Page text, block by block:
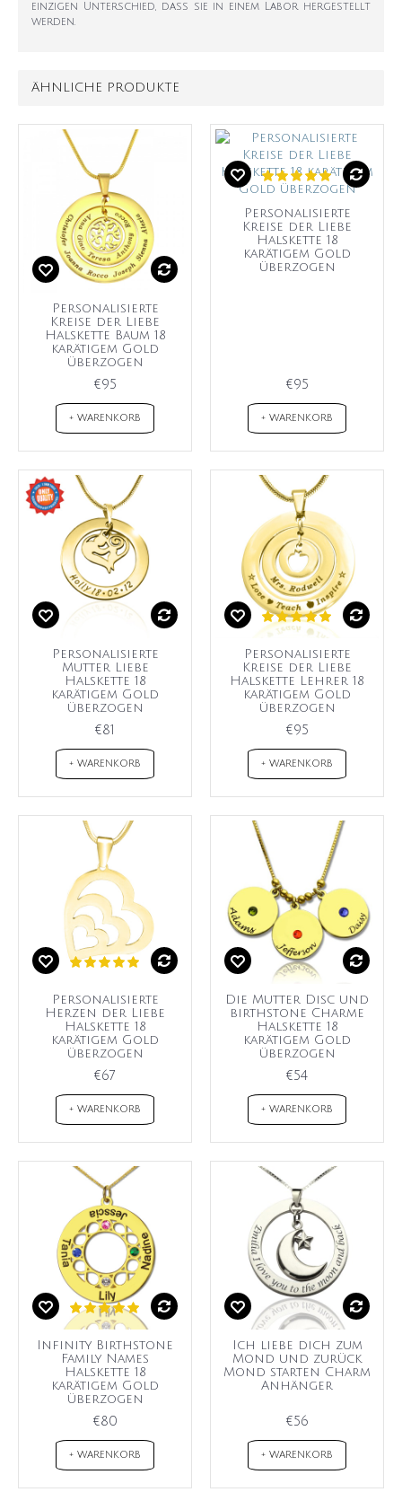
einzigen Unterschied, dass sie in einem Labor hergestellt
werden.
ÄHNLICHE PRODUKTE
Personalisierte
Kreise der Liebe
Halskette Baum 18
karätigem Gold
überzogen
€95
+ WARENKORB
Personalisierte
Kreise der Liebe
Halskette 18
karätigem Gold
überzogen
€95
+ WARENKORB
Personalisierte
Mutter Liebe
Halskette 18
karätigem Gold
überzogen
€81
+ WARENKORB
Personalisierte
Kreise der Liebe
Halskette Lehrer 18
karätigem Gold
überzogen
€95
+ WARENKORB
Personalisierte
Herzen der Liebe
Halskette 18
karätigem Gold
überzogen
€67
+ WARENKORB
Die Mutter Disc und
birthstone Charme
Halskette 18
karätigem Gold
überzogen
€54
+ WARENKORB
Infinity Birthstone
Family Names
Halskette 18
karätigem Gold
überzogen
€80
+ WARENKORB
Ich liebe dich zum
Mond und zurück
Mond starten Charm
Anhänger
€56
+ WARENKORB